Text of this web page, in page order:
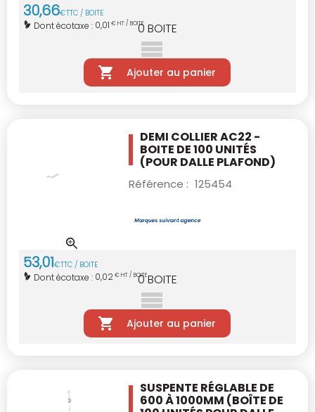
30,66€TTC / BOITE
Dont écotaxe : 0,01 € HT / BOITE
0 BOITE
Ajouter au panier
DEMI COLLIER AC22 -
BOITE DE 100 UNITÉS
(POUR DALLE PLAFOND)
Référence : 125454
53,01€TTC / BOITE
Dont écotaxe : 0,02€ HT / BOITE
0 BOITE
Ajouter au panier
SUSPENTE RÉGLABLE DE
600 À 1000MM (BOÎTE DE